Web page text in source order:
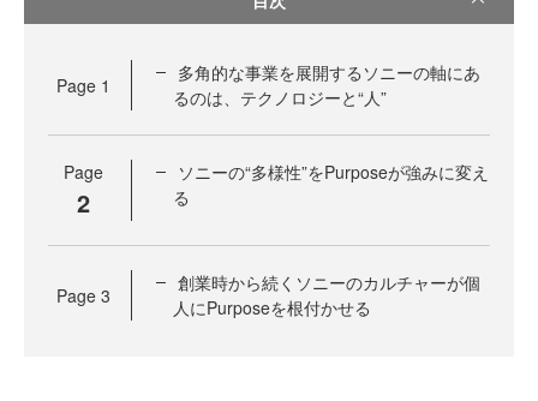
Page 1
多角的な事業を展開するソニーの軸にあ
るのは、テクノロジーと“人”
Page
2
ソニーの“多様性”をPurposeが強みに変え
る
Page 3
創業時から続くソニーのカルチャーが個
人にPurposeを根付かせる